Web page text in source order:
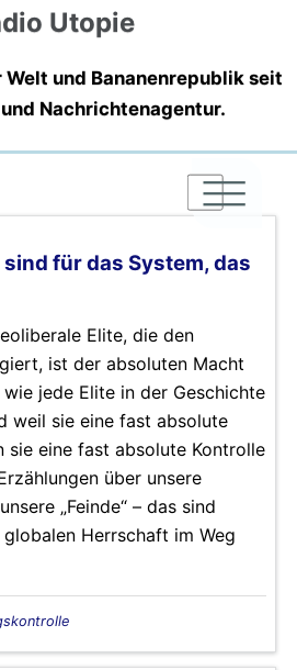
Utopie
und Bananenrepublik seit
Nachrichtenagentur.
|
|
|
für das System, das
Elite, die den
ist der absoluten Macht
jede Elite in der Geschichte
weil sie eine fast absolute
sie eine fast absolute Kontrolle
über unsere
„Feinde“ – das sind
Herrschaft im Weg